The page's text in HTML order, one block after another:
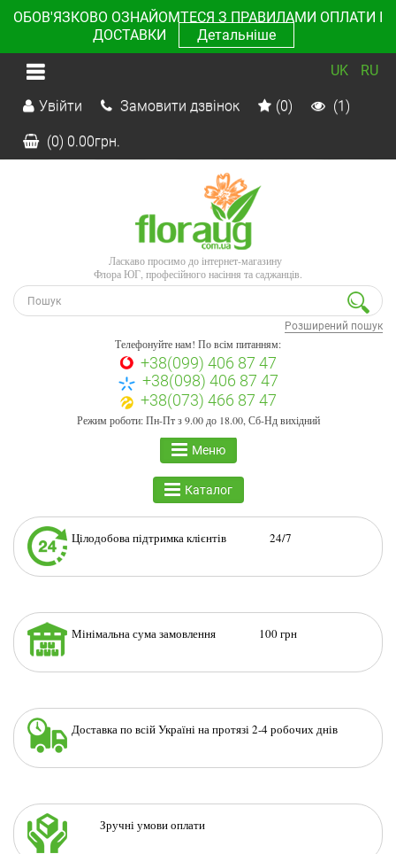
ОБОВ'ЯЗКОВО ОЗНАЙОМТЕСЯ З ПРАВИЛАМИ ОПЛАТИ І
ДОСТАВКИ
Детальніше
UK RU
Увійти Замовити дзвінок (0) (1)
(0) 0.00грн.
Ласкаво просимо до інтернет-магазину
Флора ЮГ, професійного насіння та саджанців.
Розширений пошук
Телефонуйте нам! По всім питанням:
+38(099) 406 87 47
+38(098) 406 87 47
+38(073) 466 87 47
Режим роботи: Пн-Пт з 9.00 до 18.00, Сб-Нд вихідний
Меню
Каталог
Цілодобова підтримка клієнтів 24/7
Мінімальна сума замовлення 100 грн
Доставка по всій Україні на протязі 2-4 робочих днів
Зручні умови оплати